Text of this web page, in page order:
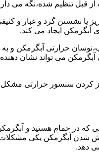
قبل تنظیم شده،نگه می
یا نشستن گرد و غبار و
آبگرمکن ایجاد می کند.
حرارتی آبگرمکن و
می تواند نشان
کردن سنسور حرارتی مشکل
که در حمام هستید و
آبگرمکن یکی
دهد.